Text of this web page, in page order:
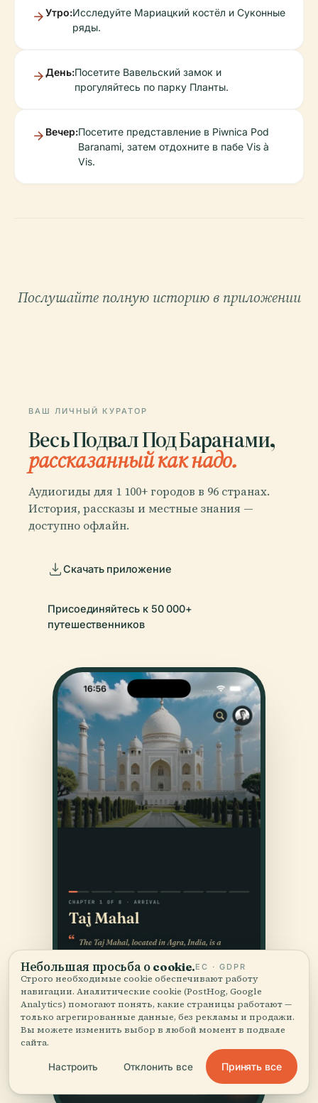
Утро:Исследуйте Мариацкий костёл и Суконные
ряды.
День:Посетите Вавельский замок и
прогуляйтесь по парку Планты.
Вечер:Посетите представление в Piwnica Pod
Baranami, затем отдохните в пабе Vis à
Vis.
Послушайте полную историю в приложении
ВАШ ЛИЧНЫЙ КУРАТОР
Весь Подвал Под Баранами,
рассказанный как надо.
Аудиогиды для 1 100+ городов в 96 странах.
История, рассказы и местные знания —
доступно офлайн.
Скачать приложение
Присоединяйтесь к 50 000+
путешественников
Небольшая просьба о cookie.ЕС · GDPR
Строго необходимые cookie обеспечивают работу
навигации. Аналитические cookie (PostHog, Google
Analytics) помогают понять, какие страницы работают —
только агрегированные данные, без рекламы и продажи.
Вы можете изменить выбор в любой момент в подвале
сайта.
Настроить Отклонить все Принять все